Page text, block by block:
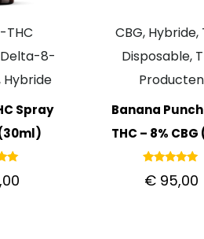
8-
Hybride
Spray
CBG, Hybride,
Disposable,
Producten
Banana Punch
THC – 8% CBG
5.00
€ 95,00